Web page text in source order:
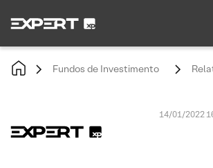
Fundos de Investimento
14/01/2022